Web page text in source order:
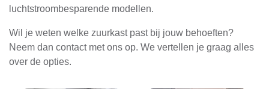
luchtstroombesparende modellen.
Wil je weten welke zuurkast past bij jouw behoeften?
Neem dan contact met ons op. We vertellen je graag alles
over de opties.